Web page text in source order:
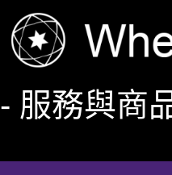
- 服務與商